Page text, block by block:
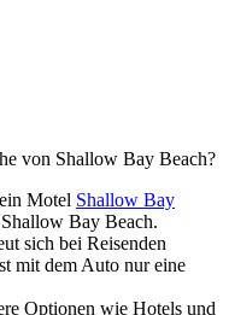
von Shallow Bay Beach?
Motel Shallow Bay
Bay Beach.
sich bei Reisenden
mit dem Auto nur eine
Optionen wie Hotels und